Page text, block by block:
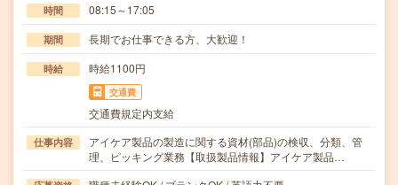
時間 08:15～17:05
期間 長期でお仕事できる方、大歓迎！
時給 時給1100円
交通費
交通費規定内支給
仕事内容
アイケア製品の製造に関する資材(部品)の検収、分類、管
理、ピッキング業務【取扱製品情報】アイケア製品…